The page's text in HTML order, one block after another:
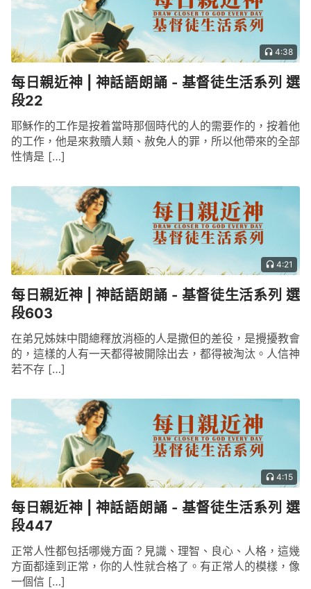
4:38
每日親近神 | 神話語朗誦 - 基督徒生活系列 選
段22
耶穌作的工作是按着當時那個時代的人的需要作的，按着他
的工作，他是來救贖人類、赦免人的罪，所以他帶來的全部
性情是 […]
4:21
每日親近神 | 神話語朗誦 - 基督徒生活系列 選
段603
在弟兄姊妹中間總釋放消極的人是撒但的差役，是攪擾教會
的，這樣的人有一天都得被開除出去，都得被淘汰。人信神
若不存 […]
4:15
每日親近神 | 神話語朗誦 - 基督徒生活系列 選
段447
正常人性都包括哪幾方面？見識、理智、良心、人格，這幾
方面都達到正常，你的人性就合格了。有正常人的模樣，像
一個信 […]